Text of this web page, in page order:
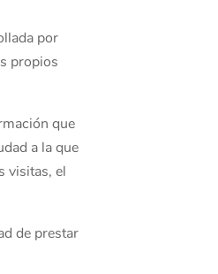
por
propios
que
a la que
visitas, el
de prestar